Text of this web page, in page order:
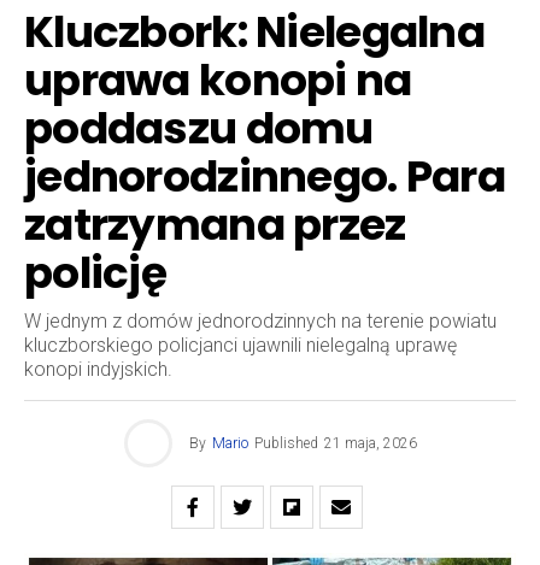
Kluczbork: Nielegalna
uprawa konopi na
poddaszu domu
jednorodzinnego. Para
zatrzymana przez
policję
W jednym z domów jednorodzinnych na terenie powiatu
kluczborskiego policjanci ujawnili nielegalną uprawę
konopi indyjskich.
By Mario Published 21 maja, 2026